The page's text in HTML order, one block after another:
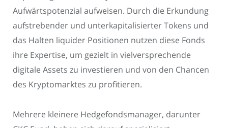
Aufwärtspotenzial aufweisen. Durch die Erkundung
aufstrebender und unterkapitalisierter Tokens und
das Halten liquider Positionen nutzen diese Fonds
ihre Expertise, um gezielt in vielversprechende
digitale Assets zu investieren und von den Chancen
des Kryptomarktes zu profitieren.
Mehrere kleinere Hedgefondsmanager, darunter